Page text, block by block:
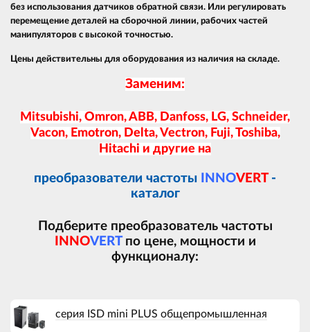
без использования датчиков обратной связи. Или регулировать
перемещение деталей на сборочной линии, рабочих частей
манипуляторов с высокой точностью.
Цены действительны для оборудования из наличия на складе.
Заменим:
Mitsubishi, Omron, ABB, Danfoss, LG, Schneider,
Vacon, Emotron, Delta, Vectron, Fuji, Toshiba,
Hitachi и другие на
преобразователи частоты INNOVERT-
каталог
Подберите преобразователь частоты
INNOVERT по цене, мощности и
функционалу:
серия ISD mini PLUS общепромышленная